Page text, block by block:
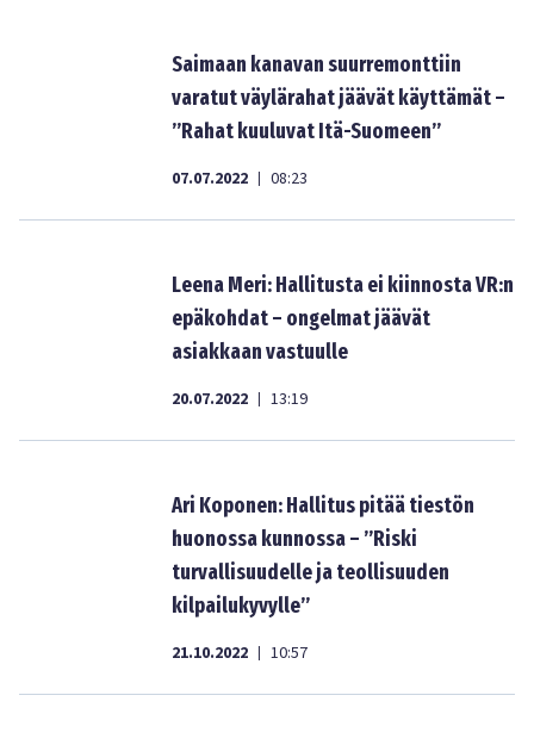
Saimaan kanavan suurremonttiin
varatut väylärahat jäävät käyttämät –
”Rahat kuuluvat Itä-Suomeen”
07.07.2022 | 08:23
Leena Meri: Hallitusta ei kiinnosta VR:n
epäkohdat – ongelmat jäävät
asiakkaan vastuulle
20.07.2022 | 13:19
Ari Koponen: Hallitus pitää tiestön
huonossa kunnossa – ”Riski
turvallisuudelle ja teollisuuden
kilpailukyvylle”
21.10.2022 | 10:57